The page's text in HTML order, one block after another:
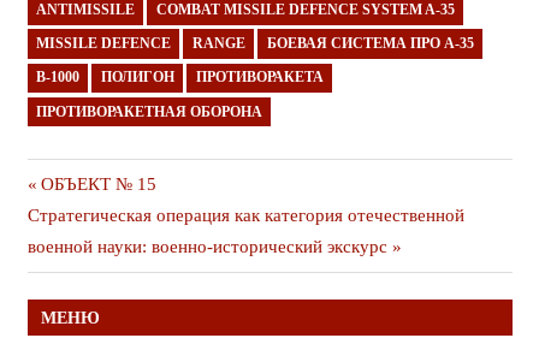
ANTIMISSILE COMBAT MISSILE DEFENCE SYSTEM A-35
MISSILE DEFENCE RANGE БОЕВАЯ СИСТЕМА ПРО А-35
В-1000 ПОЛИГОН ПРОТИВОРАКЕТА
ПРОТИВОРАКЕТНАЯ ОБОРОНА
Навигация
по
записям
Предыдущая
публикация
ОБЪЕКТ № 15
Следующая
публикация
Стратегическая операция как категория отечественной
военной науки: военно-исторический экскурс
МЕНЮ